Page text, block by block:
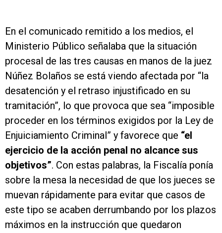
En el comunicado remitido a los medios, el
Ministerio Público señalaba que la situación
procesal de las tres causas en manos de la juez
Núñez Bolaños se está viendo afectada por “la
desatención y el retraso injustificado en su
tramitación”, lo que provoca que sea “imposible
proceder en los términos exigidos por la Ley de
Enjuiciamiento Criminal” y favorece que “el
ejercicio de la acción penal no alcance sus
objetivos”. Con estas palabras, la Fiscalía ponía
sobre la mesa la necesidad de que los jueces se
muevan rápidamente para evitar que casos de
este tipo se acaben derrumbando por los plazos
máximos en la instrucción que quedaron